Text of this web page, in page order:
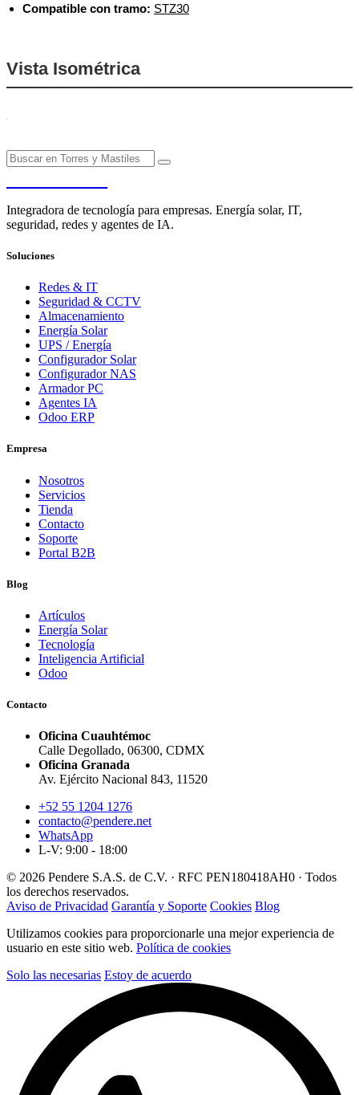
Compatible con tramo: STZ30
Vista Isométrica
Integradora de tecnología para empresas. Energía solar, IT,
seguridad, redes y agentes de IA.
Soluciones
Redes & IT
Seguridad & CCTV
Almacenamiento
Energía Solar
UPS / Energía
Configurador Solar
Configurador NAS
Armador PC
Agentes IA
Odoo ERP
Empresa
Nosotros
Servicios
Tienda
Contacto
Soporte
Portal B2B
Blog
Artículos
Energía Solar
Tecnología
Inteligencia Artificial
Odoo
Contacto
Oficina Cuauhtémoc
Calle Degollado, 06300, CDMX
Oficina Granada
Av. Ejército Nacional 843, 11520
+52 55 1204 1276
contacto@pendere.net
WhatsApp
L-V: 9:00 - 18:00
© 2026 Pendere S.A.S. de C.V. · RFC PEN180418AH0 · Todos
los derechos reservados.
Aviso de Privacidad Garantía y Soporte Cookies Blog
Utilizamos cookies para proporcionarle una mejor experiencia de
usuario en este sitio web. Política de cookies
Solo las necesarias Estoy de acuerdo